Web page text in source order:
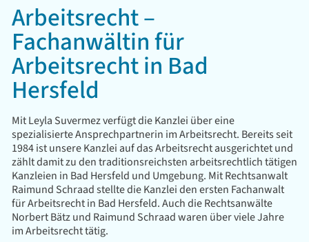
Arbeitsrecht –
Fachanwältin für
Arbeitsrecht in Bad
Hersfeld
MitLeyla Suvermezverfügt die Kanzlei über eine
spezialisierte Ansprechpartnerin im Arbeitsrecht. Bereits seit
1984 ist unsere Kanzlei auf das Arbeitsrecht ausgerichtet und
zählt damit zu den traditionsreichsten arbeitsrechtlich tätigen
Kanzleien in Bad Hersfeld und Umgebung. Mit Rechtsanwalt
Raimund Schraadstellte die Kanzlei den ersten Fachanwalt
für Arbeitsrecht in Bad Hersfeld. Auch die Rechtsanwälte
Norbert Bätzund Raimund Schraad waren über viele Jahre
im Arbeitsrecht tätig.